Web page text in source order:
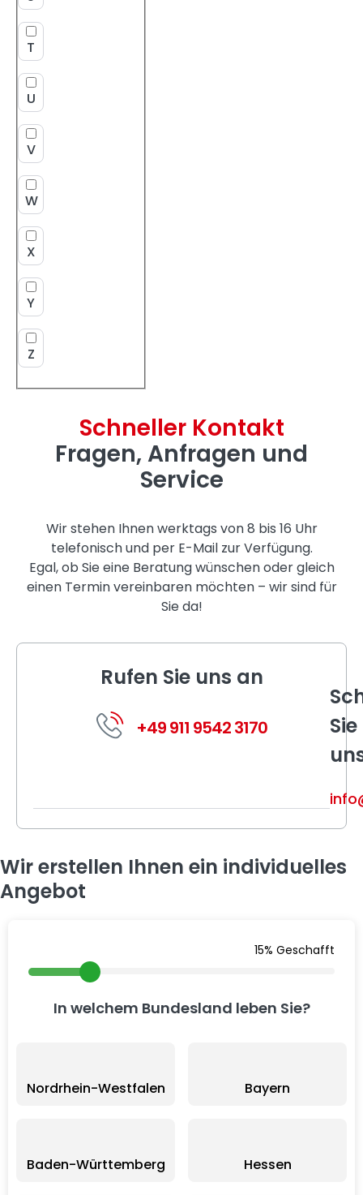
T
U
V
W
X
Y
Z
Schneller Kontakt
Fragen, Anfragen und
Service
Wir stehen Ihnen werktags von 8 bis 16 Uhr
telefonisch und per E-Mail zur Verfügung.
Egal, ob Sie eine Beratung wünschen oder gleich
einen Termin vereinbaren möchten – wir sind für
Sie da!
Rufen Sie uns an
+49 911 9542 3170
Sie
Wir erstellen Ihnen ein individuelles
Angebot
15% Geschafft
In welchem Bundesland leben Sie?
Nordrhein-Westfalen Bayern
Baden-Württemberg Hessen